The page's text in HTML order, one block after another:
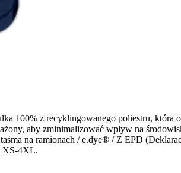
100% z recyklingowanego poliestru,
aby zminimalizować wpływ na
na ramionach / e.dye® / Z EPD
XS-4XL.